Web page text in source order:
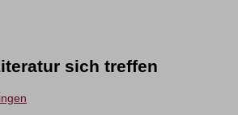
sich treffen